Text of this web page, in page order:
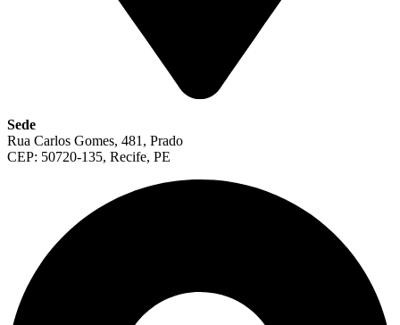
Sede
Rua Carlos Gomes, 481, Prado
CEP: 50720-135, Recife, PE